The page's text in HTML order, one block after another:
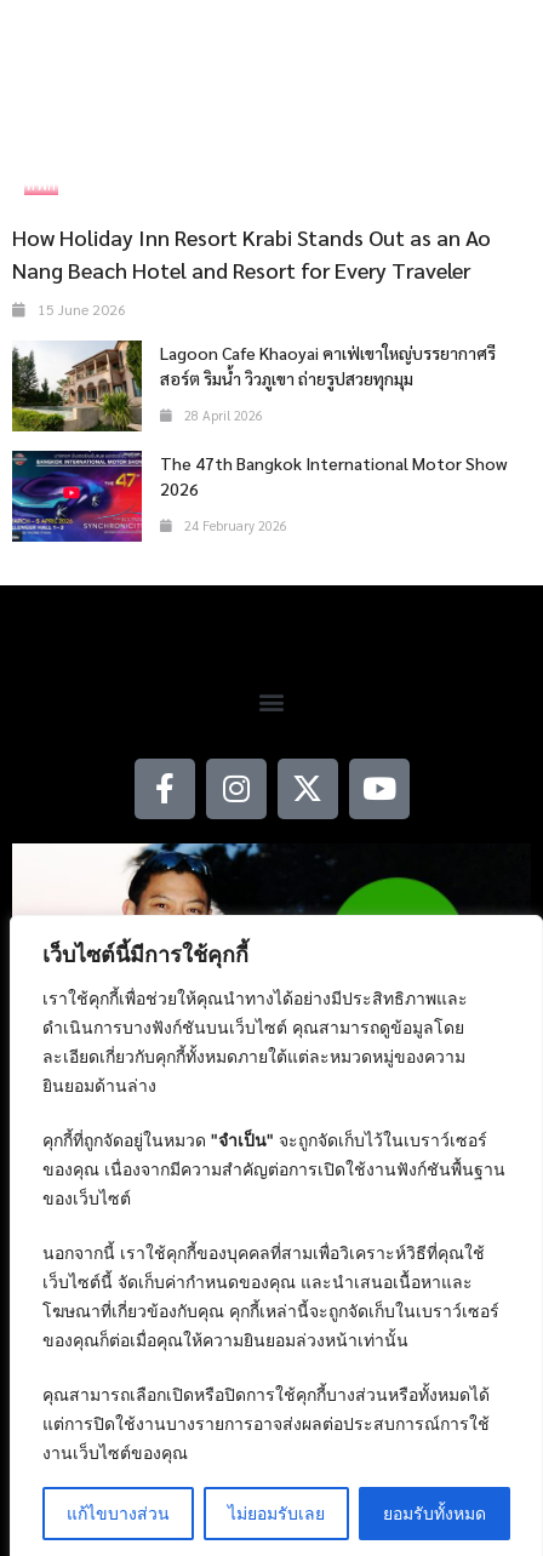
เว็บไซต์นี้มีการใช้คุกกี้
เราใช้คุกกี้เพื่อช่วยให้คุณนำทางได้อย่างมีประสิทธิภาพและ
ดำเนินการบางฟังก์ชันบนเว็บไซต์ คุณสามารถดูข้อมูลโดย
ละเอียดเกี่ยวกับคุกกี้ทั้งหมดภายใต้แต่ละหมวดหมู่ของความ
ยินยอมด้านล่าง
คุกกี้ที่ถูกจัดอยู่ในหมวด "จำเป็น" จะถูกจัดเก็บไว้ในเบราว์เซอร์
ของคุณ เนื่องจากมีความสำคัญต่อการเปิดใช้งานฟังก์ชันพื้นฐาน
ของเว็บไซต์
นอกจากนี้ เราใช้คุกกี้ของบุคคลที่สามเพื่อวิเคราะห์วิธีที่คุณใช้
เว็บไซต์นี้ จัดเก็บค่ากำหนดของคุณ และนำเสนอเนื้อหาและ
โฆษณาที่เกี่ยวข้องกับคุณ คุกกี้เหล่านี้จะถูกจัดเก็บในเบราว์เซอร์
ของคุณก็ต่อเมื่อคุณให้ความยินยอมล่วงหน้าเท่านั้น
คุณสามารถเลือกเปิดหรือปิดการใช้คุกกี้บางส่วนหรือทั้งหมดได้
แต่การปิดใช้งานบางรายการอาจส่งผลต่อประสบการณ์การใช้
งานเว็บไซต์ของคุณ
แก้ไขบางส่วน ไม่ยอมรับเลย ยอมรับทั้งหมด
ที่พัก
How Holiday Inn Resort Krabi Stands Out as an Ao
Nang Beach Hotel and Resort for Every Traveler
15 June 2026
Lagoon Cafe Khaoyai คาเฟ่เขาใหญ่บรรยากาศรี
สอร์ต ริมน้ำ วิวภูเขา ถ่ายรูปสวยทุกมุม
28 April 2026
The 47th Bangkok International Motor Show
2026
24 February 2026
สงวนลิขสิทธิ์ © 2568 : บริษัท อิทธิภัทร เอเจนซี่ จำกัด
ติดต่อลงบทความ